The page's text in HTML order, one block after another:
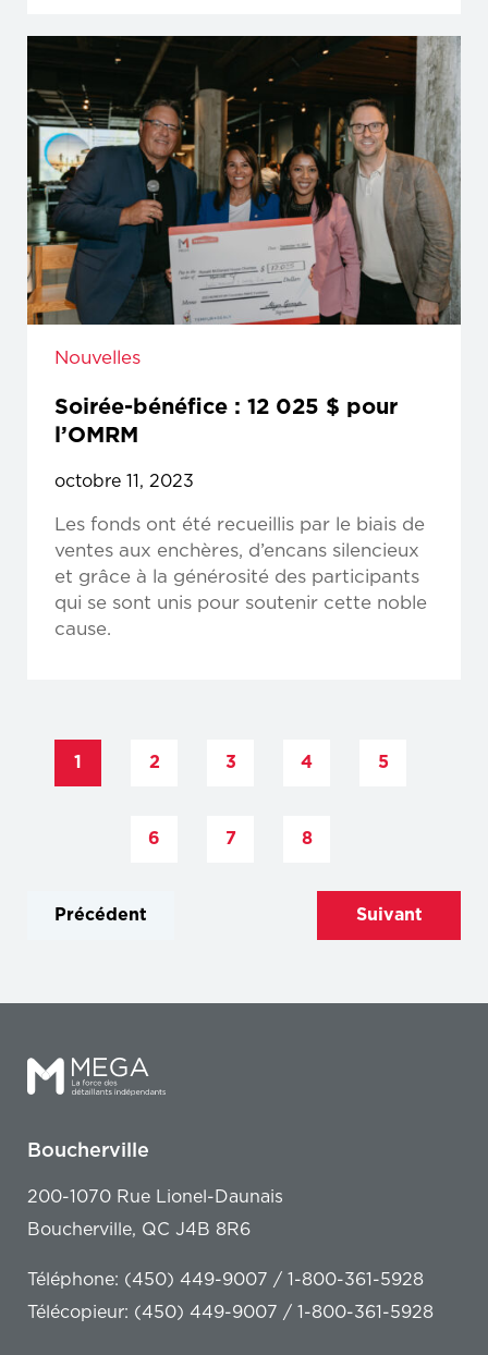
Nouvelles
Soirée-bénéfice : 12 025 $ pour
l’OMRM
octobre 11, 2023
Les fonds ont été recueillis par le biais de
ventes aux enchères, d’encans silencieux
et grâce à la générosité des participants
qui se sont unis pour soutenir cette noble
cause.
1 2 3 4 5
6 7 8
Précédent Suivant
Boucherville
200-1070 Rue Lionel-Daunais
Boucherville, QC J4B 8R6
Téléphone: (450) 449-9007 / 1-800-361-5928
Télécopieur: (450) 449-9007 / 1-800-361-5928